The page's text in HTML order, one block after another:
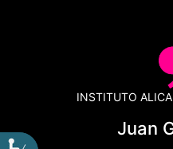
INSTITUTO
Juan